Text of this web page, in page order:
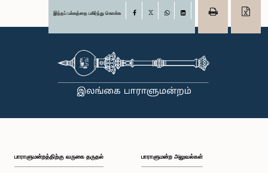
இந்தப் பக்கத்தை பகிர்ந்து கொள்க Facebook
பாராளுமன்றத்திற்கு வருகை தருதல் பாராளுமன்ற அலுவல்கள்